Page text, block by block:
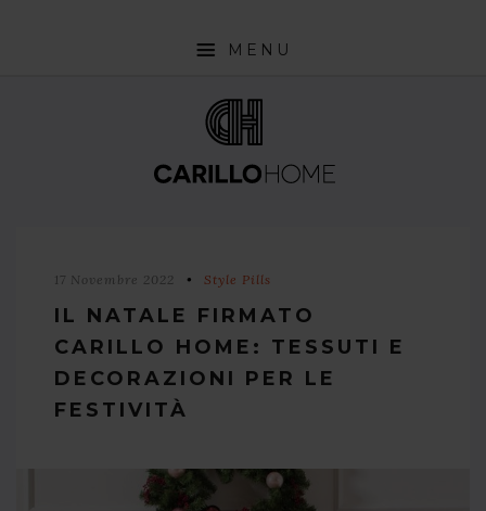
MENU
INTERIOR DESIGN TRENDS
NEWS17 Novembre 2022 Style Pills
IL NATALE FIRMATO
CARILLO HOME: TESSUTI E
DECORAZIONI PER LE
FESTIVITÀ